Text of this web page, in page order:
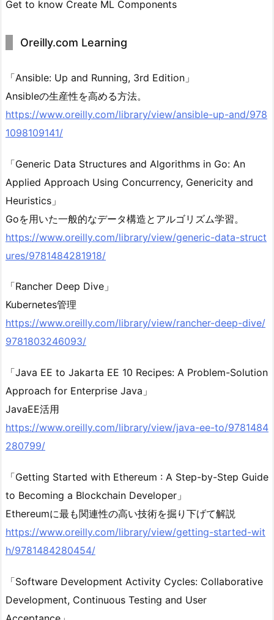
Get to know Create ML Components
Oreilly.com Learning
「Ansible: Up and Running, 3rd Edition」
Ansibleの生産性を高める方法。
https://www.oreilly.com/library/view/ansible-up-and/978
1098109141/
「Generic Data Structures and Algorithms in Go: An
Applied Approach Using Concurrency, Genericity and
Heuristics」
Goを用いた一般的なデータ構造とアルゴリズム学習。
https://www.oreilly.com/library/view/generic-data-struct
ures/9781484281918/
「Rancher Deep Dive」
Kubernetes管理
https://www.oreilly.com/library/view/rancher-deep-dive/
9781803246093/
「Java EE to Jakarta EE 10 Recipes: A Problem-Solution
Approach for Enterprise Java」
JavaEE活用
https://www.oreilly.com/library/view/java-ee-to/9781484
280799/
「Getting Started with Ethereum : A Step-by-Step Guide
to Becoming a Blockchain Developer」
Ethereumに最も関連性の高い技術を掘り下げて解説
https://www.oreilly.com/library/view/getting-started-wit
h/9781484280454/
「Software Development Activity Cycles: Collaborative
Development, Continuous Testing and User